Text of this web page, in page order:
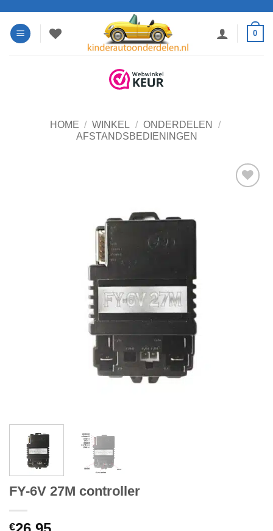
naar
inhoud
0
HOME / WINKEL / ONDERDELEN
/
AFSTANDSBEDIENINGEN
FY-6V 27M controller
€